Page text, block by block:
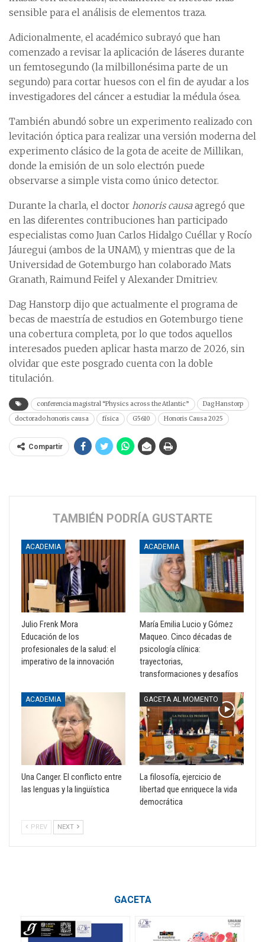
sensible para el análisis de elementos traza.
Adicionalmente, el académico subrayó que han
comenzado a revisar la aplicación de láseres durante
un femtosegundo (la milbillonésima parte de un
segundo) para cortar huesos con el fin de ayudar a los
investigadores del cáncer a estudiar la médula ósea.
También abundó sobre un experimento realizado con
levitación óptica para realizar una versión moderna del
experimento clásico de la gota de aceite de Millikan,
donde la emisión de un solo electrón puede
observarse a simple vista como único detector.
Durante la charla, el doctor honoris causaagregó que
en las diferentes contribuciones han participado
especialistas como Juan Carlos Hidalgo Cuéllar y Rocío
Jáuregui (ambos de la UNAM), y mientras que de la
Universidad de Gotemburgo han colaborado Mats
Granath, Raimund Feifel y Alexander Dmitriev.
Dag Hanstorp dijo que actualmente el programa de
becas de maestría de estudios en Gotemburgo tiene
una cobertura completa, por lo que todos aquellos
interesados pueden aplicar hasta marzo de 2026, sin
olvidar que este posgrado cuenta con la doble
titulación.
conferencia magistral “Physics across the Atlantic”
Dag Hanstorp
doctorado honoris causa
física G5610 Honoris Causa 2025
Compartir
TAMBIÉN PODRÍA GUSTARTE
ACADEMIA
Julio Frenk Mora
Educación de los
profesionales de la salud: el
imperativo de la innovación
ACADEMIA
María Emilia Lucio y Gómez
Maqueo. Cinco décadas de
psicología clínica:
trayectorias,
transformaciones y desafíos
ACADEMIA
Una Canger. El conflicto entre
las lenguas y la lingüística
GACETA AL MOMENTO
La filosofía, ejercicio de
libertad que enriquece la vida
democrática
PREV NEXT
GACETA